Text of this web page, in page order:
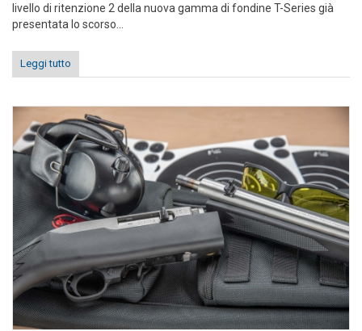
livello di ritenzione 2 della nuova gamma di fondine T-Series già
presentata lo scorso...
Leggi tutto